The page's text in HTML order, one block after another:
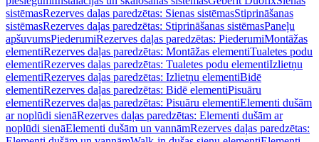
sistēmasRezerves daļas paredzētas: Sienas sistēmasStiprināšanas
sistēmasRezerves daļas paredzētas: Stiprināšanas sistēmasPaneļu
apšuvumsPiederumiRezerves daļas paredzētas: PiederumiMontāžas
elementiRezerves daļas paredzētas: Montāžas elementiTualetes podu
elementiRezerves daļas paredzētas: Tualetes podu elementiIzlietņu
elementiRezerves daļas paredzētas: Izlietņu elementiBidē
elementiRezerves daļas paredzētas: Bidē elementiPisuāru
elementiRezerves daļas paredzētas: Pisuāru elementiElementi dušām
ar noplūdi sienāRezerves daļas paredzētas: Elementi dušām ar
noplūdi sienāElementi dušām un vannāmRezerves daļas paredzētas: